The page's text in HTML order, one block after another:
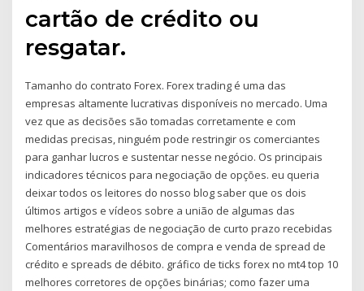
cartão de crédito ou
resgatar.
Tamanho do contrato Forex. Forex trading é uma das
empresas altamente lucrativas disponíveis no mercado. Uma
vez que as decisões são tomadas corretamente e com
medidas precisas, ninguém pode restringir os comerciantes
para ganhar lucros e sustentar nesse negócio. Os principais
indicadores técnicos para negociação de opções. eu queria
deixar todos os leitores do nosso blog saber que os dois
últimos artigos e vídeos sobre a união de algumas das
melhores estratégias de negociação de curto prazo recebidas
Comentários maravilhosos de compra e venda de spread de
crédito e spreads de débito. gráfico de ticks forex no mt4 top 10
melhores corretores de opções binárias; como fazer uma